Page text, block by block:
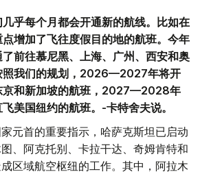
乎每个月都会开通新的航线。比如在
增加了飞往度假目的地的航班。今年
前往慕尼黑、上海、广州、西安和奥
照我们的规划，2026—2027年将开
京和新加坡的航班，2027—2028年
美国纽约的航班。-卡特舍夫说。
元首的重要指示，哈萨克斯坦已启动
、阿克托别、卡拉干达、奇姆肯特和
区域航空枢纽的工作。其中，阿拉木